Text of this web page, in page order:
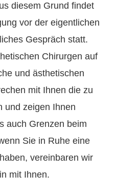
diesem Grund findet
vor der eigentlichen
Gespräch statt.
Chirurgen auf
und ästhetischen
mit Ihnen die zu
und zeigen Ihnen
auch Grenzen beim
Sie in Ruhe eine
vereinbaren wir
mit Ihnen.